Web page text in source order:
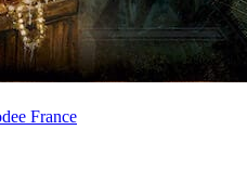
France